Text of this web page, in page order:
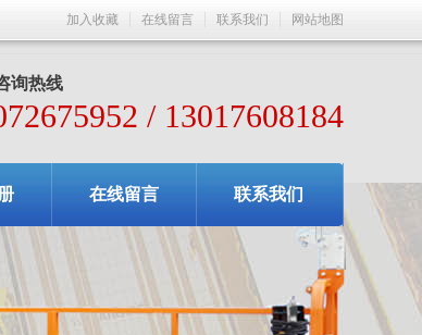
加入收藏 在线留言 联系我们 网站地图
询热线
/ 13017608184
在线留言 联系我们